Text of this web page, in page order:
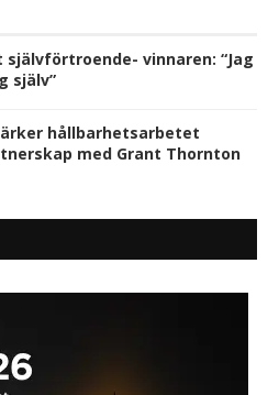
självförtroende- vinnaren: “Jag
själv”
hållbarhetsarbetet
med Grant Thornton